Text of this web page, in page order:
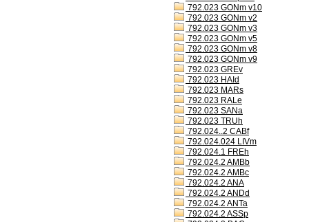
792.023 GONm v10
792.023 GONm v2
792.023 GONm v3
792.023 GONm v5
792.023 GONm v8
792.023 GONm v9
792.023 GREv
792.023 HAId
792.023 MARs
792.023 RALe
792.023 SANa
792.023 TRUh
792.024..2 CABf
792.024.024 LIVm
792.024.1 FREh
792.024.2 AMBb
792.024.2 AMBc
792.024.2 ANA
792.024.2 ANDd
792.024.2 ANTa
792.024.2 ASSp